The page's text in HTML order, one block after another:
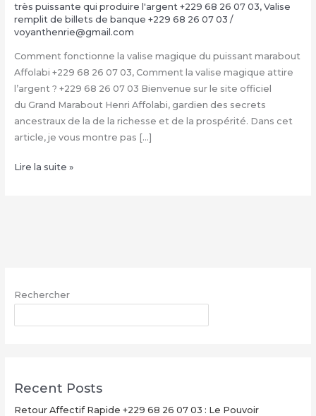
très puissante qui produire l'argent +229 68 26 07 03, Valise
remplit de billets de banque +229 68 26 07 03 /
voyanthenrie@gmail.com
Comment fonctionne la valise magique du puissant marabout
Affolabi +229 68 26 07 03, Comment la valise magique attire
l’argent ? +229 68 26 07 03 Bienvenue sur le site officiel
du Grand Marabout Henri Affolabi, gardien des secrets
ancestraux de la de la richesse et de la prospérité. Dans cet
article, je vous montre pas […]
Condition
07
Valise
Lire la suite »
Rechercher
Recent Posts
Retour Affectif Rapide +229 68 26 07 03 : Le Pouvoir